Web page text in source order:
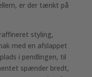
er der tænkt på
styling,
med en afslappet
i pendlingen, til
spænder bredt,